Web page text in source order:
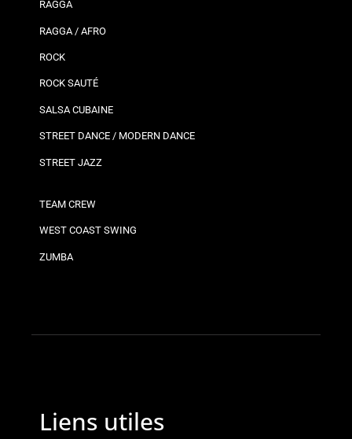
RAGGA
RAGGA / AFRO
ROCK
ROCK SAUTÉ
SALSA CUBAINE
STREET DANCE / MODERN DANCE
STREET JAZZ
TEAM CREW
WEST COAST SWING
ZUMBA
Liens utiles